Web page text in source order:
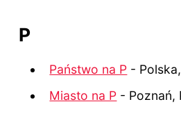
P
Państwo na P -
Miasto na P - Poznań,